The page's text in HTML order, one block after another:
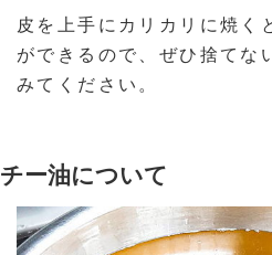
皮を上手にカリカリに焼く
ができるので、ぜひ捨てな
みてください。
チー油について